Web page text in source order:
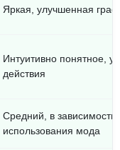
Яркая, улучшенная
Интуитивно понятное,
действия
Средний, в зависимости
использования мода